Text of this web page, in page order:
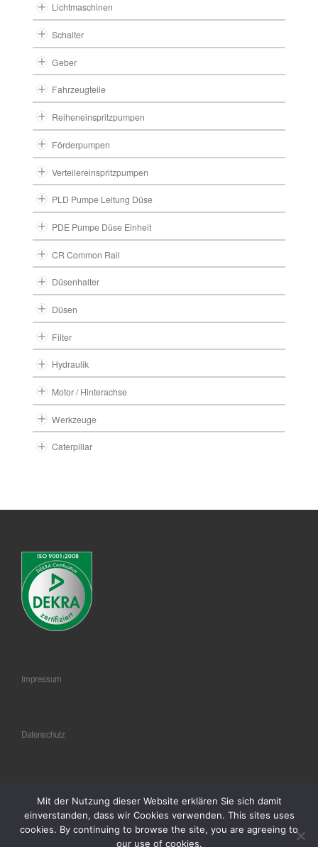
Lichtmaschinen
Schalter
Geber
Fahrzeugteile
Reiheneinspritzpumpen
Förderpumpen
Verteilereinspritzpumpen
PLD Pumpe Leitung Düse
PDE Pumpe Düse Einheit
CR Common Rail
Düsenhalter
Düsen
Filter
Hydraulik
Motor / Hinterachse
Werkzeuge
Caterpillar
Impressum
Datenschutz
Mit der Nutzung dieser Website erklären Sie sich damit
einverstanden, dass wir Cookies verwenden. This sites uses
cookies. By continuing to browse the site, you are agreeing to
our use of cookies.